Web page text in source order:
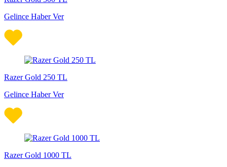
Gelince Haber Ver
Razer Gold 250 TL
Gelince Haber Ver
Razer Gold 1000 TL